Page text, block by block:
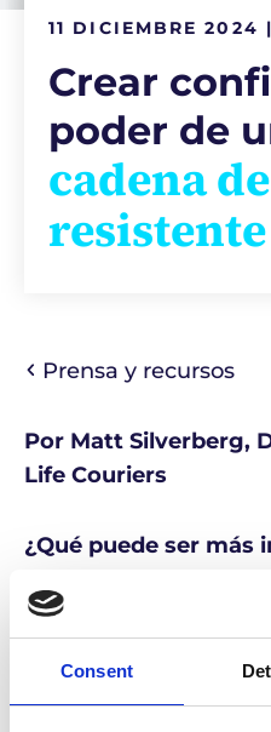
Consent
11 DICIEMBRE 2024
Crear
poder de
cadena
resistente
Prensa y recursos
Por Matt Silverberg,
Life Couriers
¿Qué puede ser más
específicos llegan al
tiempo, en todo
terapia más
vida si llega